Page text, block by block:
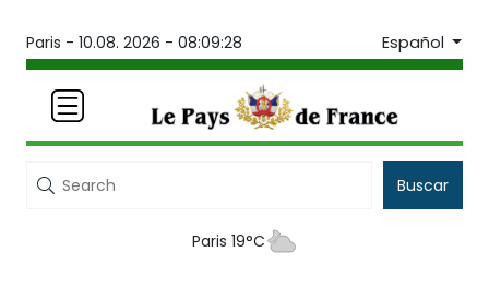
Paris - 10.08. 2026 - 08:09:28 Español
Buscar
Paris 19°C